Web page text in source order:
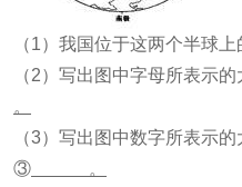
（1）我国位于这两个半球上
（2）写出图中字母所表示
。
（3）写出图中数字所表示
③ 。